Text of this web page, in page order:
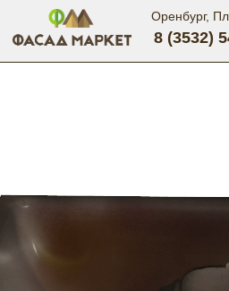
Оренбург, Пл.1 Мая, 4
8 (3532) 54-24-29